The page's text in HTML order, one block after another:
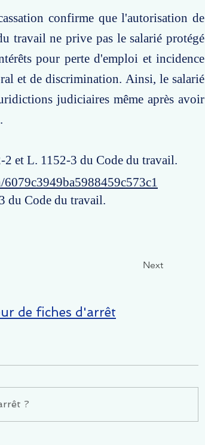
confirme que l'autorisation de
travail ne prive pas le salarié protégé
pour perte d'emploi et incidence
et de discrimination. Ainsi, le salarié
judiciaires même après avoir
et L. 1152-3 du Code du travail.
du Code du travail.
Next
de fiches d'arrêt
?